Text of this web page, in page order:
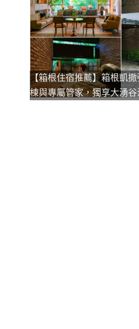
【箱根住宿推薦】箱根凱
棟與專屬管家，獨享大湧